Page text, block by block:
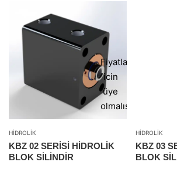
Fiyatlar
icin
üye
olmalısınız
HIDROLIK
KBZ 02 SERİSİ HİDROLİK
BLOK SİLİNDİR
HIDROLIK
KBZ 03
BLOK